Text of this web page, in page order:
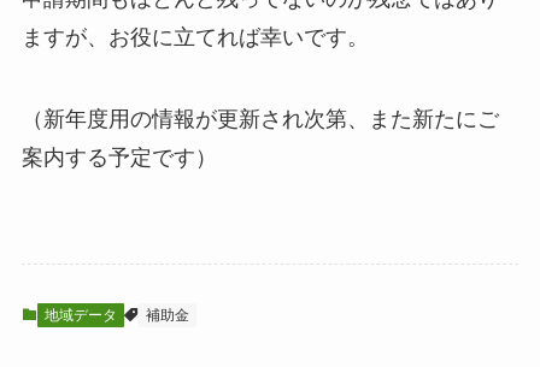
ますが、お役に立てれば幸いです。
（新年度用の情報が更新され次第、また新たにご
案内する予定です）
地域データ 補助金